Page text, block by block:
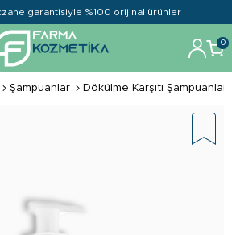
garantisiyle %100 orijinal ürünler
0
Şampuanlar Dökülme Karşıtı Şampuanlar